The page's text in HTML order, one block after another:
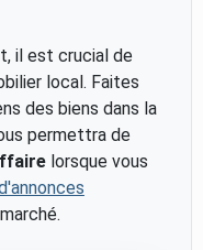
il est crucial de
local. Faites
des biens dans la
permettra de
lorsque vous